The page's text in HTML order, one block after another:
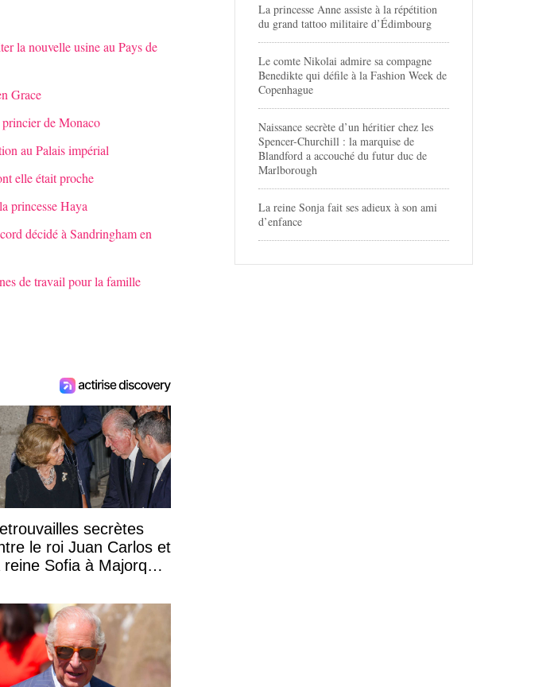
la nouvelle usine au Pays de
Grace
de Monaco
au Palais impérial
elle était proche
princesse Haya
décidé à Sandringham en
de travail pour la famille
secrètes
le roi Juan Carlos et
reine Sofia à Majorque
La princesse Anne assiste à la répétition
du grand tattoo militaire d’Édimbourg
Le comte Nikolai admire sa compagne
Benedikte qui défile à la Fashion Week de
Copenhague
Naissance secrète d’un héritier chez les
Spencer-Churchill : la marquise de
Blandford a accouché du futur duc de
Marlborough
La reine Sonja fait ses adieux à son ami
d’enfance